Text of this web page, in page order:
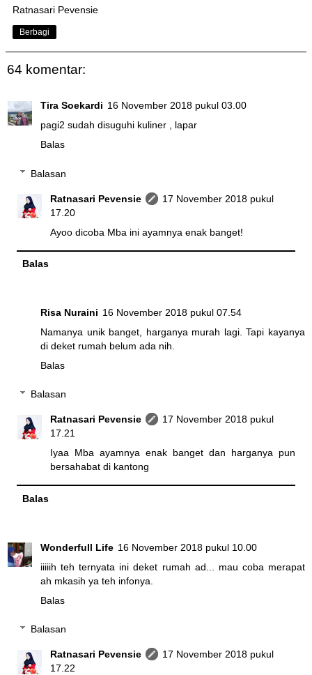
Ratnasari Pevensie
Berbagi
64 komentar:
Tira Soekardi 16 November 2018 pukul 03.00
pagi2 sudah disuguhi kuliner , lapar
Balas
Balasan
Ratnasari Pevensie
17 November 2018 pukul
17.20
Ayoo dicoba Mba ini ayamnya enak banget!
Balas
Risa Nuraini 16 November 2018 pukul 07.54
Namanya unik banget, harganya murah lagi. Tapi kayanya
di deket rumah belum ada nih.
Balas
Balasan
Ratnasari Pevensie
17 November 2018 pukul
17.21
Iyaa Mba ayamnya enak banget dan harganya pun
bersahabat di kantong
Balas
Wonderfull Life 16 November 2018 pukul 10.00
iiiiih teh ternyata ini deket rumah ad... mau coba merapat
ah mkasih ya teh infonya.
Balas
Balasan
Ratnasari Pevensie
17 November 2018 pukul
17.22